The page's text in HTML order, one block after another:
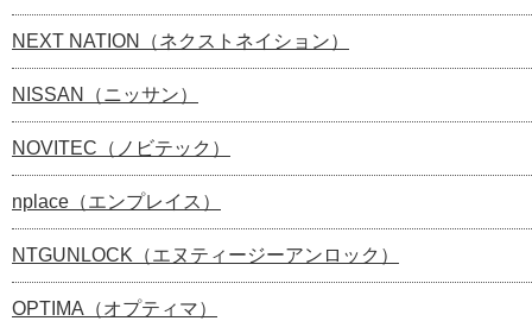
NEXT NATION（ネクストネイション）
NISSAN（ニッサン）
NOVITEC（ノビテック）
nplace（エンプレイス）
NTGUNLOCK（エヌティージーアンロック）
OPTIMA（オプティマ）